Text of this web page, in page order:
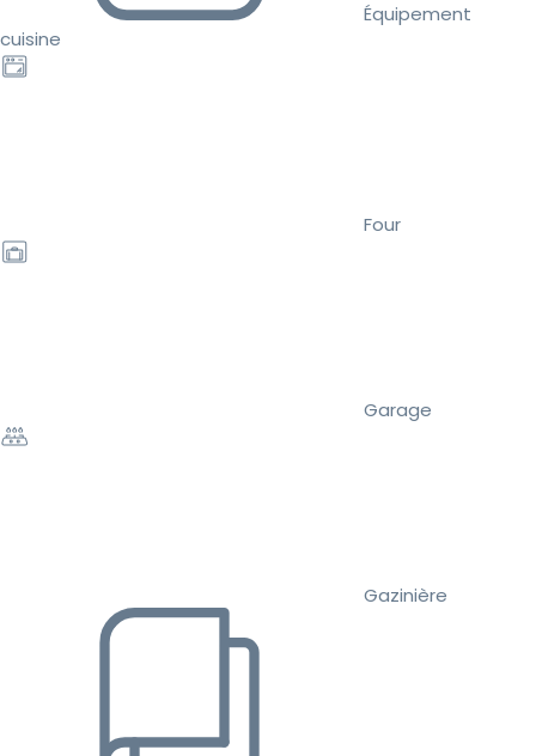
Équipement
cuisine
Four
Garage
Gazinière